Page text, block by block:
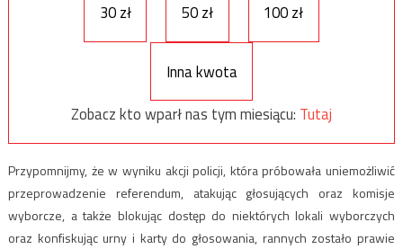
30 zł 50 zł 100 zł
Inna kwota
Zobacz kto wparł nas tym miesiącu: Tutaj
Przypomnijmy, że w wyniku akcji policji, która próbowała uniemożliwić
przeprowadzenie referendum, atakując głosujących oraz komisje
wyborcze, a także blokując dostęp do niektórych lokali wyborczych
oraz konfiskując urny i karty do głosowania, rannych zostało prawie